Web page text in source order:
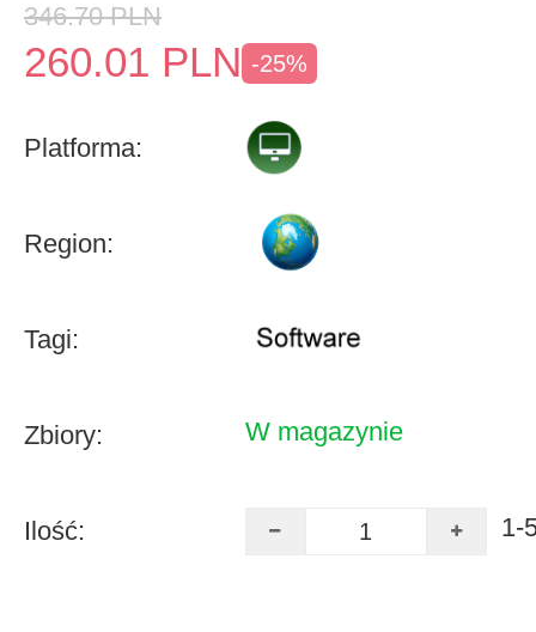
346.70 PLN
260.01 PLN -25%
Platforma:
Region:
Tagi:
Zbiory: W magazynie
Ilość: 1-